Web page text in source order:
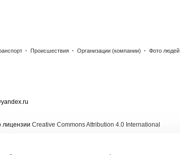
· Происшествия · Организации (компании) · Фото людей
лицензии Creative Commons Attribution 4.0 International